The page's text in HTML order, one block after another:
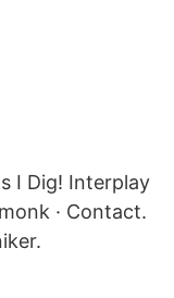
I Dig! Interplay
· Contact.